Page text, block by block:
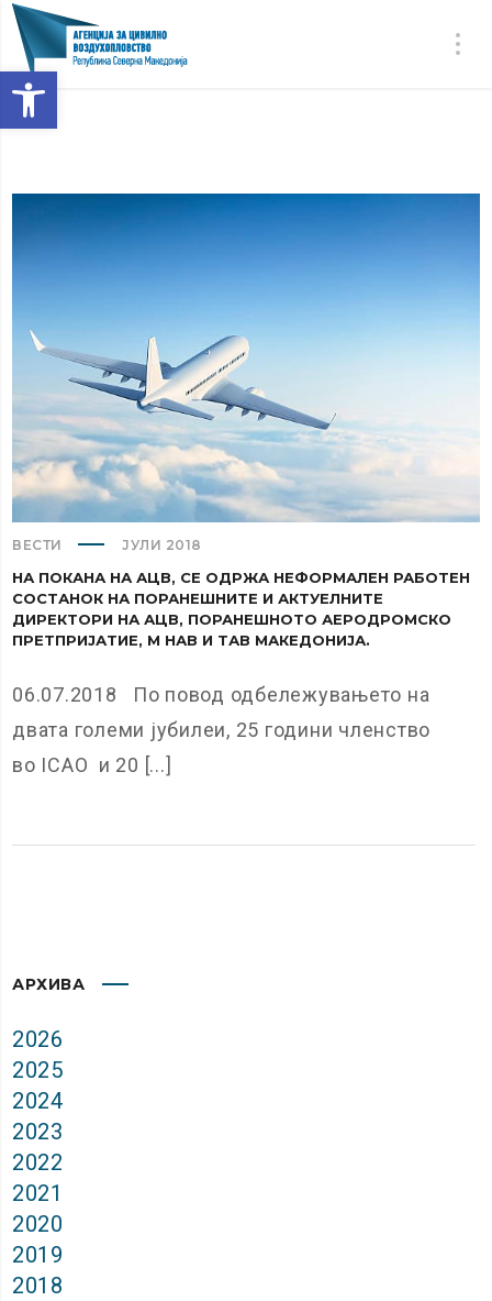
Open toolbar
ВЕСТИ ЈУЛИ 2018
НА ПОКАНА НА АЦВ, СЕ ОДРЖА НЕФОРМАЛЕН РАБОТЕН
СОСТАНОК НА ПОРАНЕШНИТЕ И АКТУЕЛНИТЕ
ДИРЕКТОРИ НА АЦВ, ПОРАНЕШНОТО АЕРОДРОМСКО
ПРЕТПРИЈАТИЕ, М НАВ И ТАВ МАКЕДОНИЈА.
06.07.2018 По повод одбележувањето на
двата големи јубилеи, 25 години членство
во ICAO и 20 [...]
АРХИВА
2026
2025
2024
2023
2022
2021
2020
2019
2018